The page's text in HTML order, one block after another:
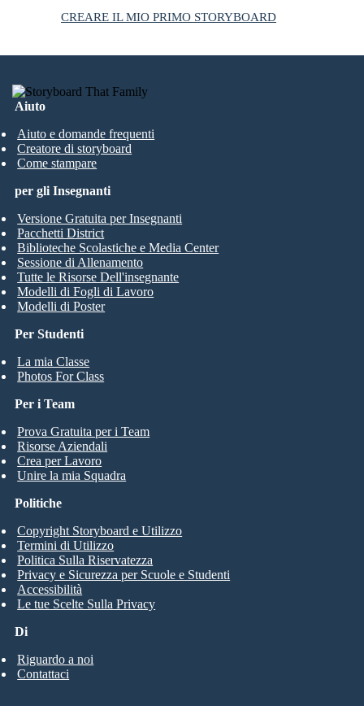
CREARE IL MIO PRIMO STORYBOARD
Aiuto
Aiuto e domande frequenti
Creatore di storyboard
Come stampare
Per Studenti
La mia Classe
Photos For Class
per gli Insegnanti
Versione Gratuita per Insegnanti
Pacchetti District
Biblioteche Scolastiche e Media Center
Sessione di Allenamento
Tutte le Risorse Dell'insegnante
Modelli di Fogli di Lavoro
Modelli di Poster
Per i Team
Prova Gratuita per i Team
Risorse Aziendali
Crea per Lavoro
Unire la mia Squadra
Di
Riguardo a noi
Contattaci
Politiche
Copyright Storyboard e Utilizzo
Termini di Utilizzo
Politica Sulla Riservatezza
Privacy e Sicurezza per Scuole e Studenti
Accessibilità
Le tue Scelte Sulla Privacy